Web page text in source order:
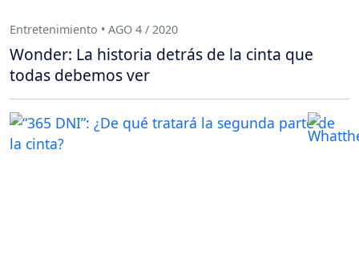
Entretenimiento • AGO 4 / 2020
Wonder: La historia detrás de la cinta que
todas debemos ver